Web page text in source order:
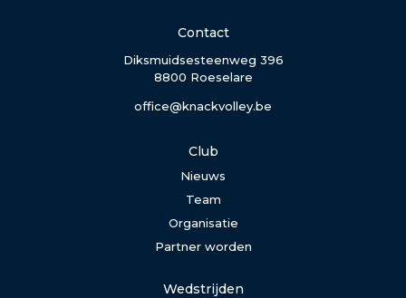
Contact
Diksmuidsesteenweg 396
8800 Roeselare
office@knackvolley.be
Club
Nieuws
Team
Organisatie
Partner worden
Wedstrijden